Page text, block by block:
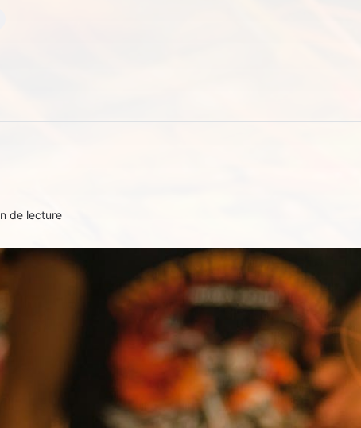
de lecture